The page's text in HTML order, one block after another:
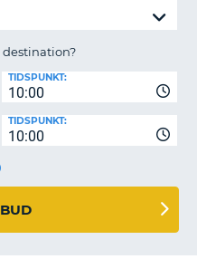
destination?
10:00
TIDSPUNKT:
10:00
TIDSPUNKT: